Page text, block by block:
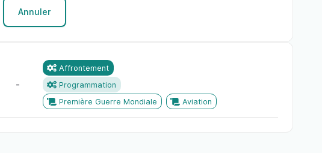
-
Affrontement
Programmation
Première Guerre Mondiale
Aviation